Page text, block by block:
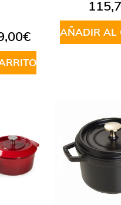
€El
precio
actual
es:
en5.00
5
AÑADIR AL